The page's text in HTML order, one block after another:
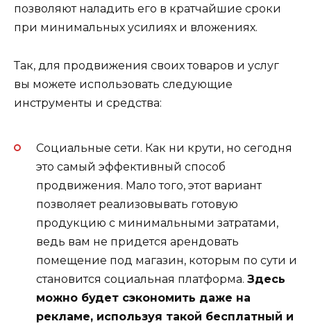
позволяют наладить его в кратчайшие сроки
при минимальных усилиях и вложениях.
Так, для продвижения своих товаров и услуг
вы можете использовать следующие
инструменты и средства:
Социальные сети. Как ни крути, но сегодня
это самый эффективный способ
продвижения. Мало того, этот вариант
позволяет реализовывать готовую
продукцию с минимальными затратами,
ведь вам не придется арендовать
помещение под магазин, которым по сути и
становится социальная платформа. Здесь
можно будет сэкономить даже на
рекламе, используя такой бесплатный и